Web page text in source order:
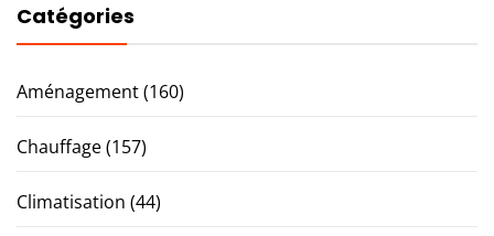
Catégories
Aménagement(160)
Chauffage(157)
Climatisation (44)